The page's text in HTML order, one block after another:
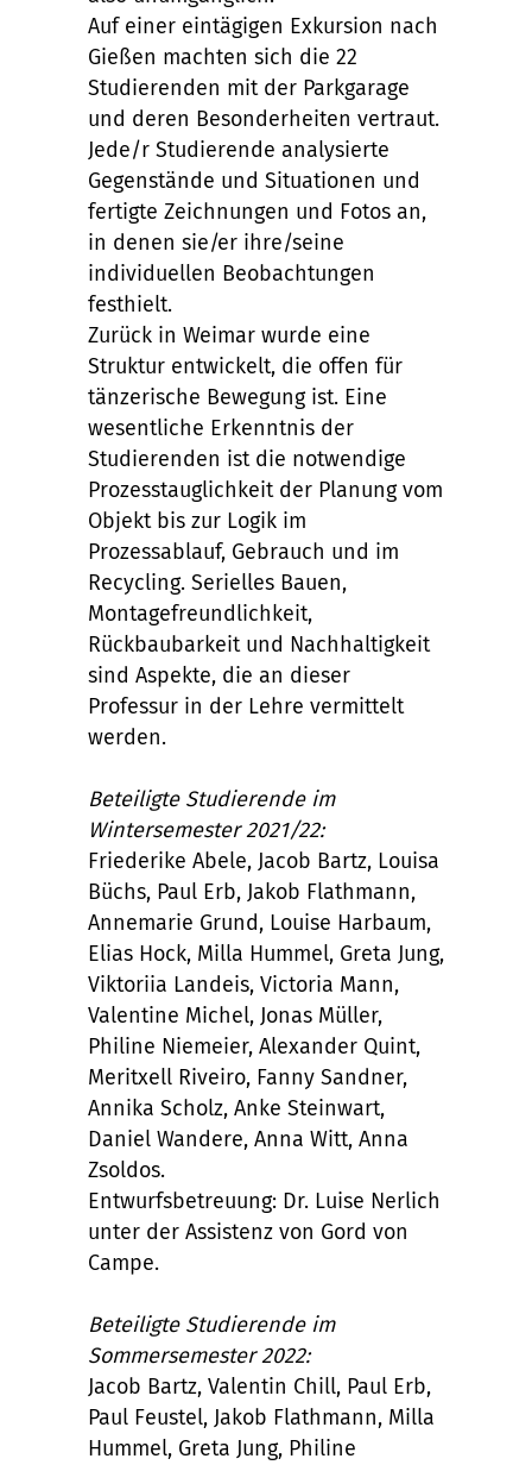
Auf einer eintägigen Exkursion nach
Gießen machten sich die 22
Studierenden mit der Parkgarage
und deren Besonderheiten vertraut.
Jede/r Studierende analysierte
Gegenstände und Situationen und
fertigte Zeichnungen und Fotos an,
in denen sie/er ihre/seine
individuellen Beobachtungen
festhielt.
Zurück in Weimar wurde eine
Struktur entwickelt, die offen für
tänzerische Bewegung ist. Eine
wesentliche Erkenntnis der
Studierenden ist die notwendige
Prozesstauglichkeit der Planung vom
Objekt bis zur Logik im
Prozessablauf, Gebrauch und im
Recycling. Serielles Bauen,
Montagefreundlichkeit,
Rückbaubarkeit und Nachhaltigkeit
sind Aspekte, die an dieser
Professur in der Lehre vermittelt
werden.
Beteiligte Studierende im
Wintersemester 2021/22:
Friederike Abele, Jacob Bartz, Louisa
Büchs, Paul Erb, Jakob Flathmann,
Annemarie Grund, Louise Harbaum,
Elias Hock, Milla Hummel, Greta Jung,
Viktoriia Landeis, Victoria Mann,
Valentine Michel, Jonas Müller,
Philine Niemeier, Alexander Quint,
Meritxell Riveiro, Fanny Sandner,
Annika Scholz, Anke Steinwart,
Daniel Wandere, Anna Witt, Anna
Zsoldos.
Entwurfsbetreuung: Dr. Luise Nerlich
unter der Assistenz von Gord von
Campe.
Beteiligte Studierende im
Sommersemester 2022:
Jacob Bartz, Valentin Chill, Paul Erb,
Paul Feustel, Jakob Flathmann, Milla
Hummel, Greta Jung, Philine